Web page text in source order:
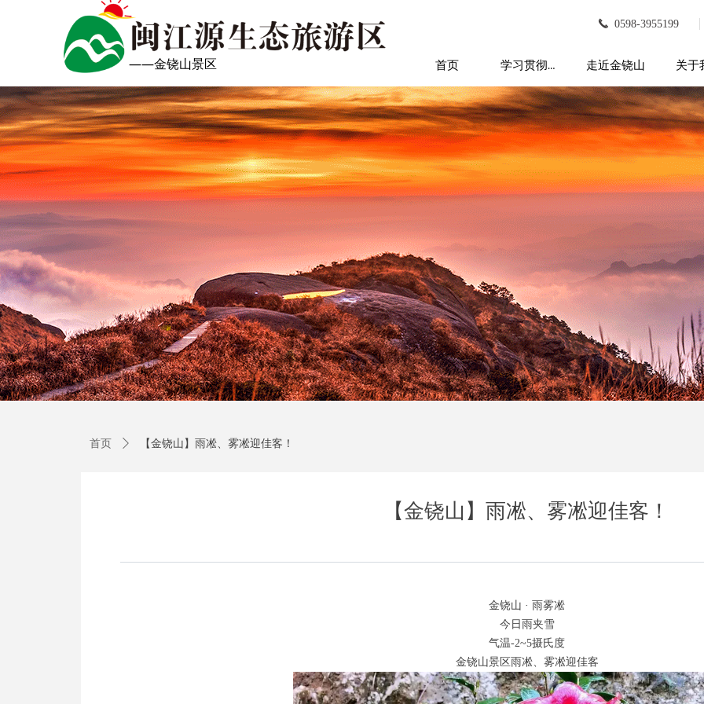
首页 学习贯彻习近平总书记新时代中国特色社会主义思想的专题专栏 走近金铙山 关于
끅 0598-3955199
——金铙山景区
【金铙山】雨凇、雾凇迎佳客！
金铙山 · 雨雾凇
今日雨夹雪
气温-2~5摄氏度
金铙山景区雨凇、雾凇迎佳客
首页 ꄲ 【金铙山】雨凇、雾凇迎佳客！